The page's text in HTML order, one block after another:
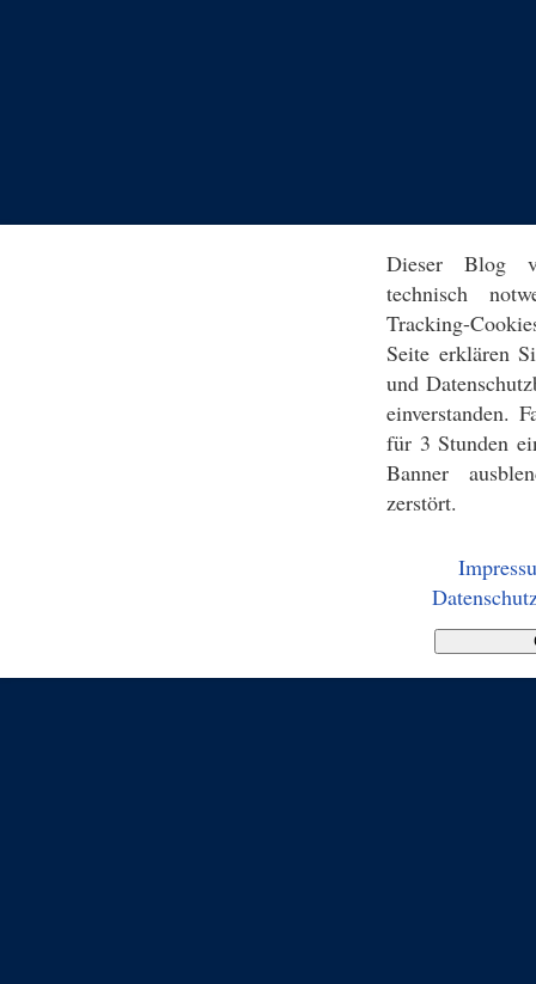
Dieser Blog
technisch
Tracking-
Seite erklären
und
einverstanden.
für 3 Stunden
Banner
zerstört.